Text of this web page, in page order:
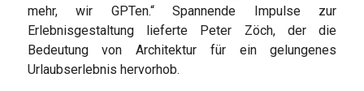
mehr, wir GPTen.“ Spannende Impulse zur
Erlebnisgestaltung lieferte Peter Zöch, der die
Bedeutung von Architektur für ein gelungenes
Urlaubserlebnis hervorhob.